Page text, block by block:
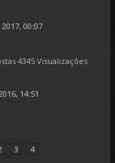
00:07
4345 Visualizações
14:51
3
4